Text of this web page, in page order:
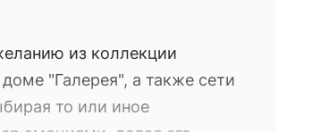
из коллекции
"Галерея", а также сети
то или иное